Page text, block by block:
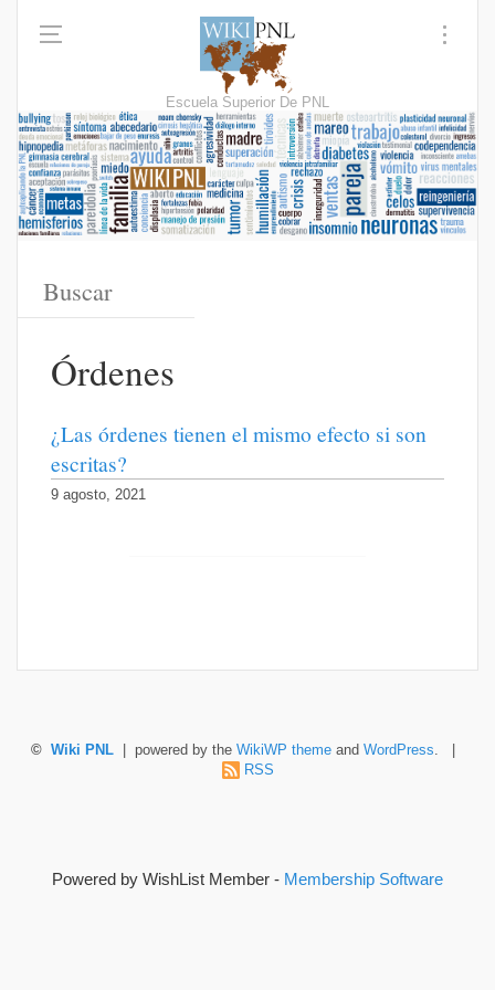
Escuela Superior De PNL
Órdenes
¿Las órdenes tienen el mismo efecto si son
escritas?
9 agosto, 2021
© Wiki PNL | powered by the WikiWP theme and WordPress. |
RSS
Powered by WishList Member - Membership Software